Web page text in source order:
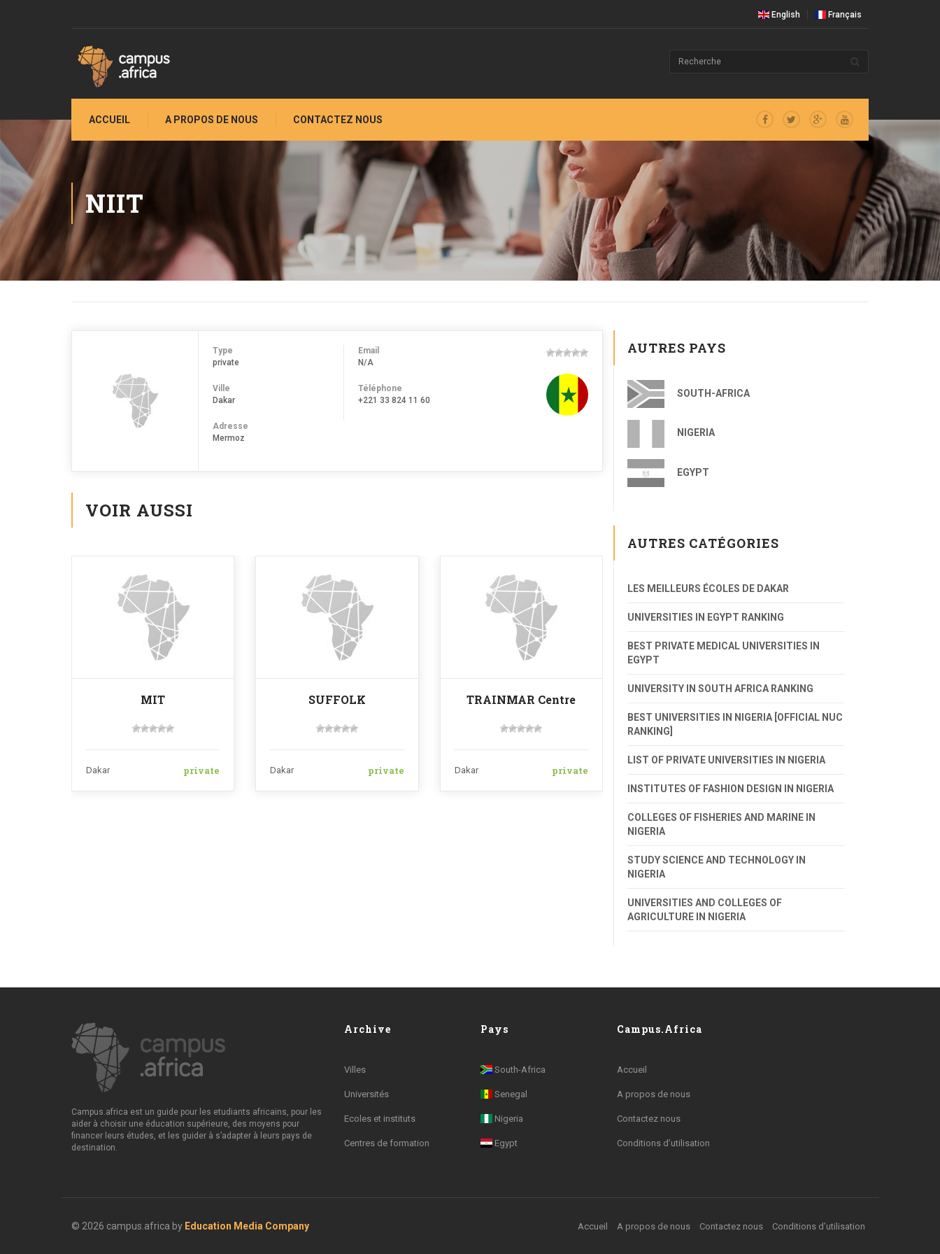
English Français
ACCUEIL A PROPOS DE NOUS CONTACTEZ NOUS
NIIT
Type
private
Ville
Dakar
Email
N/A
Téléphone
+221 33 824 11 60
Adresse
Mermoz
VOIR AUSSI
MIT
Dakar private
SUFFOLK
Dakar private
TRAINMAR Centre
Dakar private
AUTRES PAYS
SOUTH-AFRICA
NIGERIA
EGYPT
AUTRES CATÉGORIES
LES MEILLEURS ÉCOLES DE DAKAR
UNIVERSITIES IN EGYPT RANKING
BEST PRIVATE MEDICAL UNIVERSITIES IN
EGYPT
UNIVERSITY IN SOUTH AFRICA RANKING
BEST UNIVERSITIES IN NIGERIA [OFFICIAL NUC
RANKING]
LIST OF PRIVATE UNIVERSITIES IN NIGERIA
INSTITUTES OF FASHION DESIGN IN NIGERIA
COLLEGES OF FISHERIES AND MARINE IN
NIGERIA
STUDY SCIENCE AND TECHNOLOGY IN
NIGERIA
UNIVERSITIES AND COLLEGES OF
AGRICULTURE IN NIGERIA
Campus.africa est un guide pour les etudiants africains, pour les
aider à choisir une éducation supérieure, des moyens pour
financer leurs études, et les guider à s’adapter à leurs pays de
destination.
Archive
Villes
Universités
Ecoles et instituts
Centres de formation
Pays
South-Africa
Senegal
Nigeria
Egypt
Campus.Africa
Accueil
A propos de nous
Contactez nous
Conditions d’utilisation
© 2026 campus.africa by Education Media Company Accueil A propos de nous Contactez nous Conditions d’utilisation